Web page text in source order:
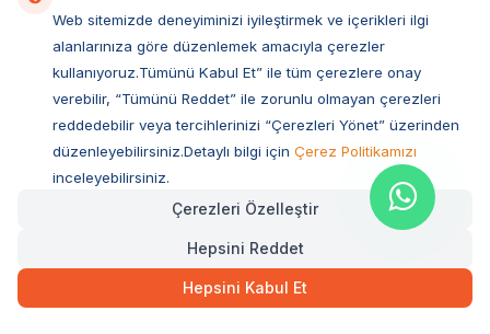
Blog Kategorileri
Köpek Bakımı
Kedi Sağlığı
Kedi Beslenmesi
Web sitemizde deneyiminizi iyileştirmek ve içerikleri ilgi
alanlarınıza göre düzenlemek amacıyla çerezler
kullanıyoruz.Tümünü Kabul Et” ile tüm çerezlere onay
verebilir, “Tümünü Reddet” ile zorunlu olmayan çerezleri
reddedebilir veya tercihlerinizi “Çerezleri Yönet” üzerinden
düzenleyebilirsiniz.Detaylı bilgi için Çerez Politikamızı
inceleyebilirsiniz.
Çerezleri Özelleştir
Hepsini Reddet
Hepsini Kabul Et